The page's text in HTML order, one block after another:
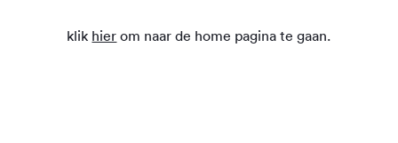
klik hier om naar de home pagina te gaan.